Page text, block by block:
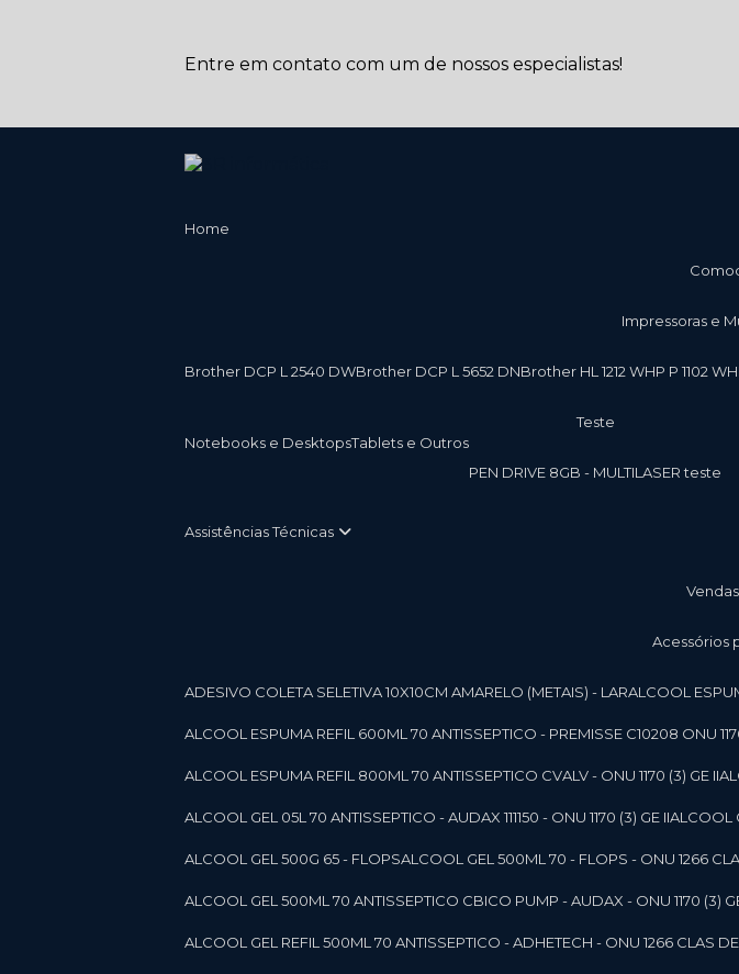
Entre em contato com um de nossos especialistas!
Home
Impressoras e
Brother DCP L 2540 DW Brother DCP L 5652 DN Brother HL 1212 W HP P 1102 W
Notebooks e Desktops Tablets e Outros
teste
PEN DRIVE 8GB - MULTILASER teste
Assistências Técnicas
Acessórios
ADESIVO COLETA SELETIVA 10X10CM AMARELO (METAIS) - LAR ALCOOL
ALCOOL ESPUMA REFIL 600ML 70 ANTISSEPTICO - PREMISSE C10208 ONU
ALCOOL ESPUMA REFIL 800ML 70 ANTISSEPTICO CVALV - ONU 1170 (3) GE II
ALCOOL GEL 05L 70 ANTISSEPTICO - AUDAX 111150 - ONU 1170 (3) GE II
ALCOOL GEL 500G 65 - FLOPS ALCOOL GEL 500ML 70 - FLOPS - ONU 1266
ALCOOL GEL 500ML 70 ANTISSEPTICO CBICO PUMP - AUDAX - ONU 1170 (3)
ALCOOL GEL REFIL 500ML 70 ANTISSEPTICO - ADHETECH - ONU 1266 CLAS